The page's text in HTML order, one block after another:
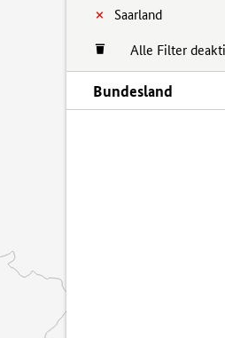
Saarland
Alle Filter
Bundesland